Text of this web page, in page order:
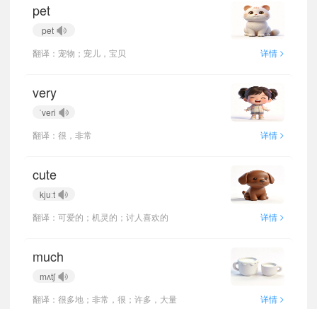
pet
pet
翻译：宠物；宠儿，宝贝
详情 >
very
ˈveri
翻译：很，非常
详情 >
cute
kjuːt
翻译：可爱的；机灵的；讨人喜欢的
详情 >
much
mʌtʃ
翻译：很多地；非常，很；许多，大量
详情 >